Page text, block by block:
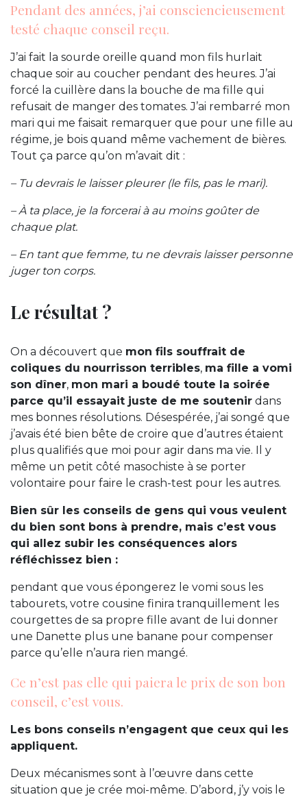
Pendant des années, j’ai consciencieusement
testé chaque conseil reçu.
J’ai fait la sourde oreille quand mon fils hurlait
chaque soir au coucher pendant des heures. J’ai
forcé la cuillère dans la bouche de ma fille qui
refusait de manger des tomates. J’ai rembarré mon
mari qui me faisait remarquer que pour une fille au
régime, je bois quand même vachement de bières.
Tout ça parce qu’on m’avait dit :
– Tu devrais le laisser pleurer (le fils, pas le mari).
– À ta place, je la forcerai à au moins goûter de
chaque plat.
– En tant que femme, tu ne devrais laisser personne
juger ton corps.
Le résultat ?
On a découvert que mon fils souffrait de
coliques du nourrisson terribles, ma fille a vomi
son dîner, mon mari a boudé toute la soirée
parce qu’il essayait juste de me soutenir dans
mes bonnes résolutions. Désespérée, j’ai songé que
j’avais été bien bête de croire que d’autres étaient
plus qualifiés que moi pour agir dans ma vie. Il y
même un petit côté masochiste à se porter
volontaire pour faire le crash-test pour les autres.
Bien sûr les conseils de gens qui vous veulent
du bien sont bons à prendre, mais c’est vous
qui allez subir les conséquences alors
réfléchissez bien :
pendant que vous épongerez le vomi sous les
tabourets, votre cousine finira tranquillement les
courgettes de sa propre fille avant de lui donner
une Danette plus une banane pour compenser
parce qu’elle n’aura rien mangé.
Ce n’est pas elle qui paiera le prix de son bon
conseil, c’est vous.
Les bons conseils n’engagent que ceux qui les
appliquent.
Deux mécanismes sont à l’œuvre dans cette
situation que je crée moi-même. D’abord, j’y vois le